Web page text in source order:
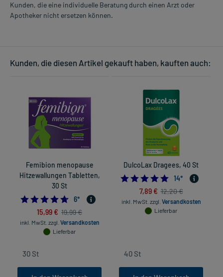
Kunden, die eine individuelle Beratung durch einen Arzt oder
Apotheker nicht ersetzen können.
Kunden, die diesen Artikel gekauft haben, kauften auch:
Femibion menopause
Hitzewallungen Tabletten,
30 St
4.666666666666667
6*
15,99 € 19,99 €
inkl. MwSt. zzgl. Versandkosten
Lieferbar
DulcoLax Dragees, 40 St
14*
7,89 € 12,20 €
inkl. MwSt. zzgl. Versandkosten
Lieferbar